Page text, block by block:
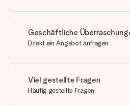
Geschäftliche
Direkt ein Angebot anfragen
Viel gestellte Fragen
Häufig gestellte Fragen